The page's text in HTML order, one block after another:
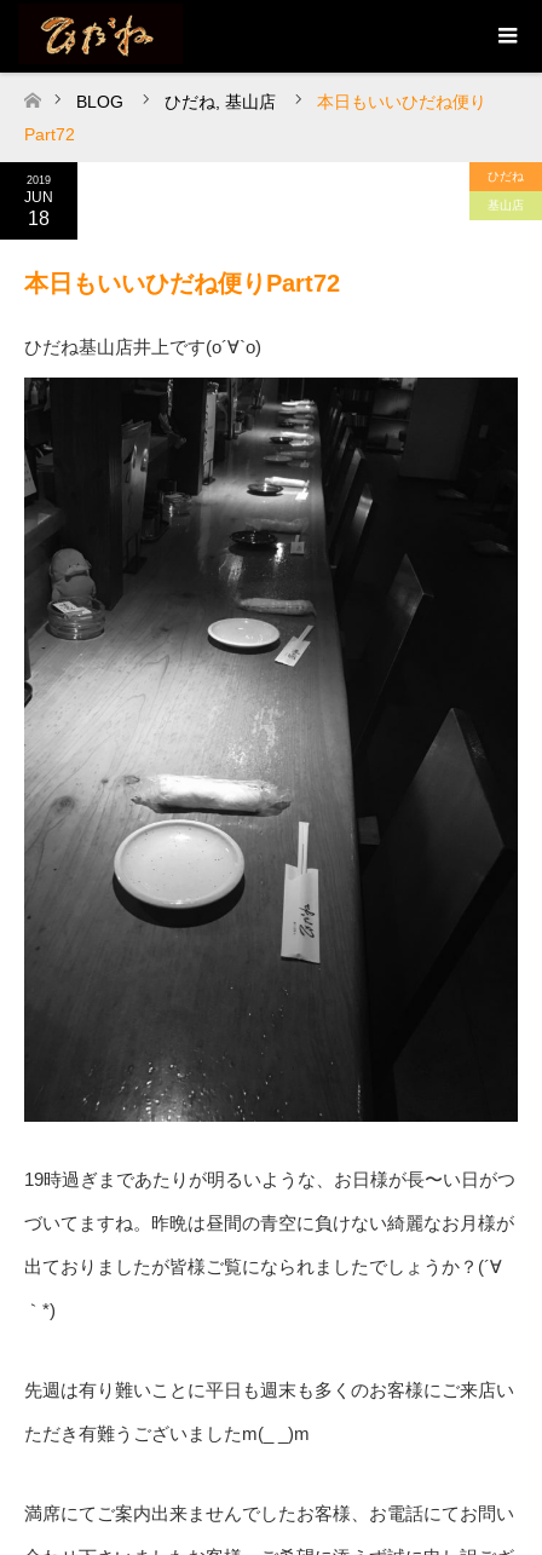
ホーム
BLOG ひだね 基山店
本日もいいひだね便り
Part72
2019
JUN
18
ひだね
基山店
本日もいいひだね便りPart72
ひだね基山店井上です(о´∀`о)
19時過ぎまであたりが明るいような、お日様が長〜い日がつ
づいてますね。昨晩は昼間の青空に負けない綺麗なお月様が
出ておりましたが皆様ご覧になられましたでしょうか？(´∀
｀*)
先週は有り難いことに平日も週末も多くのお客様にご来店い
ただき有難うございましたm(_ _)m
満席にてご案内出来ませんでしたお客様、お電話にてお問い